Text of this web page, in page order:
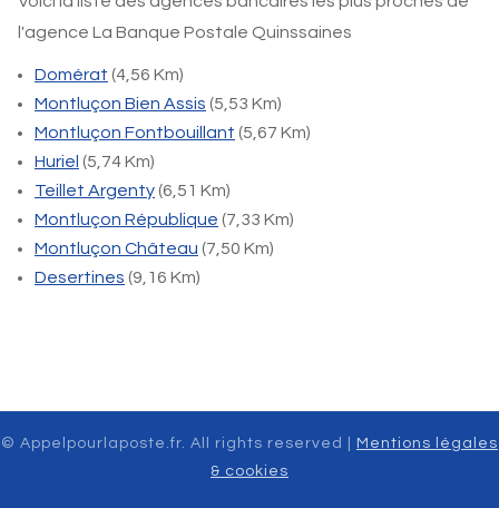
l'agence La Banque Postale Quinssaines
Domérat (4,56 Km)
Montluçon Bien Assis (5,53 Km)
Montluçon Fontbouillant (5,67 Km)
Huriel (5,74 Km)
Teillet Argenty(6,51 Km)
Montluçon République (7,33 Km)
Montluçon Château (7,50 Km)
Desertines (9,16 Km)
© Appelpourlaposte.fr. All rights reserved |
Mentions légales
& cookies